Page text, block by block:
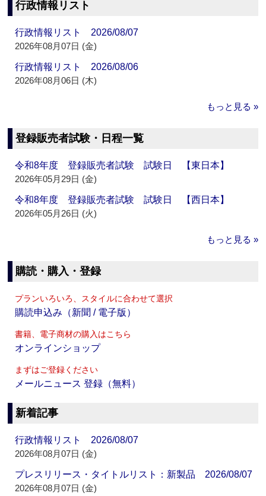
行政情報リスト
行政情報リスト 2026/08/07
2026年08月07日 (金)
行政情報リスト 2026/08/06
2026年08月06日 (木)
もっと見る »
登録販売者試験・日程一覧
令和8年度 登録販売者試験 試験日 【東日本】
2026年05月29日 (金)
令和8年度 登録販売者試験 試験日 【西日本】
2026年05月26日 (火)
もっと見る »
購読・購入・登録
プランいろいろ、スタイルに合わせて選択
購読申込み（新聞 / 電子版）
書籍、電子商材の購入はこちら
オンラインショップ
まずはご登録ください
メールニュース 登録（無料）
新着記事
行政情報リスト 2026/08/07
2026年08月07日 (金)
プレスリリース・タイトルリスト：新製品 2026/08/07
2026年08月07日 (金)